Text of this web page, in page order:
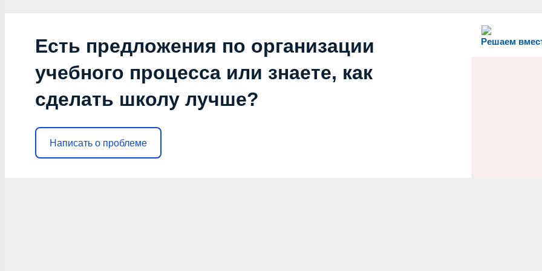
Решаем
Есть предложения по организации
учебного процесса или знаете, как
сделать школу лучше?
Написать о проблеме